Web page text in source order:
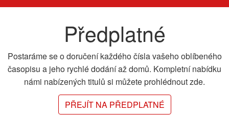
Předplatné
Postaráme se o doručení každého čísla vašeho oblíbeného
časopisu a jeho rychlé dodání až domů. Kompletní nabídku
námi nabízených titulů si můžete prohlédnout zde.
PŘEJÍT NA PŘEDPLATNÉ